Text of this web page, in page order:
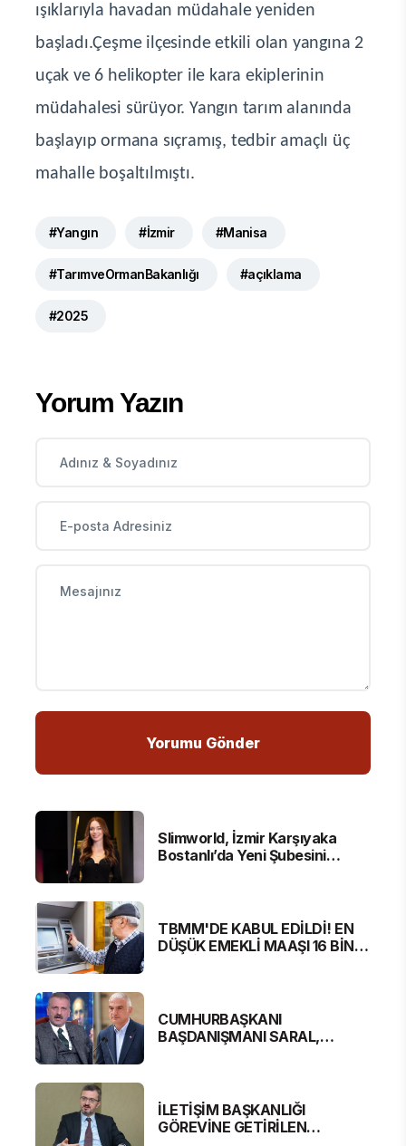
ışıklarıyla havadan müdahale yeniden
başladı.Çeşme ilçesinde etkili olan yangına 2
uçak ve 6 helikopter ile kara ekiplerinin
müdahalesi sürüyor. Yangın tarım alanında
başlayıp ormana sıçramış, tedbir amaçlı üç
mahalle boşaltılmıştı.
#Yangın #İzmir #Manisa
#TarımveOrmanBakanlığı #açıklama
#2025
Yorum Yazın
Slimworld, İzmir Karşıyaka
Bostanlı’da Yeni Şubesini
TBMM'DE KABUL EDİLDİ! EN
DÜŞÜK EMEKLİ MAAŞI 16 BİN
CUMHURBAŞKANI
BAŞDANIŞMANI SARAL,
İLETİŞİM BAŞKANLIĞI
GÖREVİNE GETİRİLEN